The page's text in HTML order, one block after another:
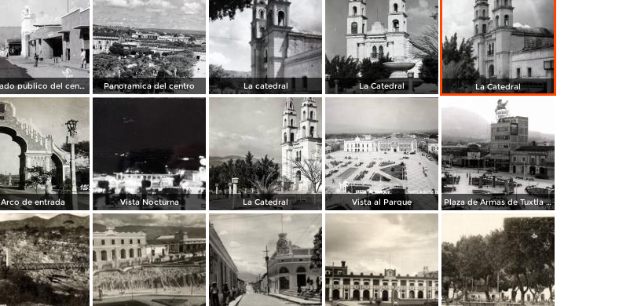
Mercado publico del centro Panoramica del centro La catedral La Catedral La Catedral
Arco de entrada Vista Nocturna La Catedral Vista al Parque Plaza de Armas de Tuxtla Gutiérrez